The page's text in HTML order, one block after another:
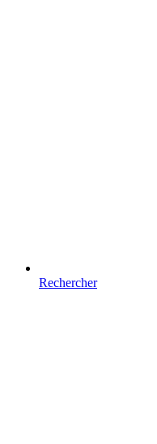
Rechercher